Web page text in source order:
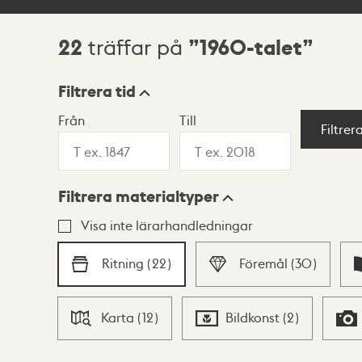
Sökresultat
22 träffar på 1960-talet
Visningsläge
Lista Karta
Filtrera tid
Från Till
Filtrera materialtyper
Visa inte lärarhandledningar
Ritning (22) Föremål (30)
Karta (12) Bildkonst (2)